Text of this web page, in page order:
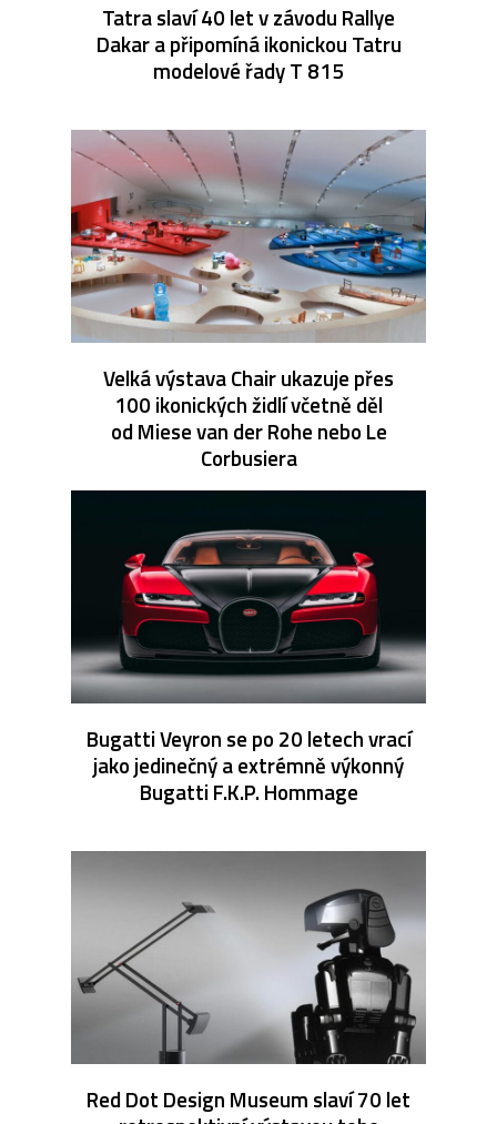
Tatra slaví 40 let v závodu Rallye
Dakar a připomíná ikonickou Tatru
modelové řady T 815
Velká výstava Chair ukazuje přes
100 ikonických židlí včetně děl
od Miese van der Rohe nebo Le
Corbusiera
Bugatti Veyron se po 20 letech vrací
jako jedinečný a extrémně výkonný
Bugatti F.K.P. Hommage
Red Dot Design Museum slaví 70 let